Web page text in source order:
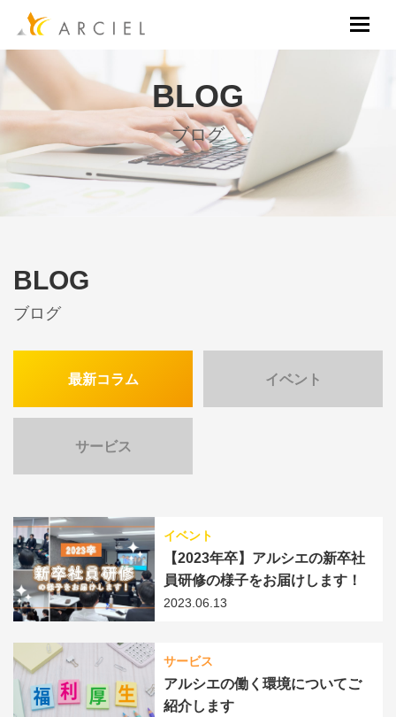
BLOG
ブログ
BLOG
ブログ
最新コラム イベント
サービス
イベント
【2023年卒】アルシエの新卒社
員研修の様子をお届けします！
2023.06.13
サービス
アルシエの働く環境についてご
紹介します